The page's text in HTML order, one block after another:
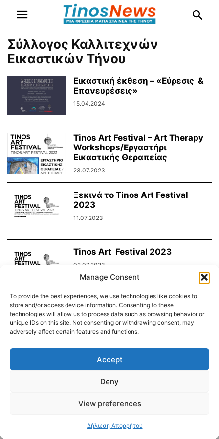
Manage Consent
To provide the best experiences, we use technologies like cookies to
store and/or access device information. Consenting to these
technologies will allow us to process data such as browsing behavior or
unique IDs on this site. Not consenting or withdrawing consent, may
adversely affect certain features and functions.
Accept
Deny
View preferences
Δήλωση Απορρήτου
Σύλλογος Καλλιτεχνών
Εικαστικών Τήνου
Εικαστική έκθεση – «Εύρεσις &
Επανευρέσεις»
15.04.2024
Tinos Art Festival – Art Therapy
Workshops/Εργαστήρι
Εικαστικής Θεραπείας
23.07.2023
Ξεκινά το Τinos Art Festival
2023
11.07.2023
Τinos Art Festival 2023
02.07.2023
Διαύγεια – Δήμου Τήνου
Δημοτικό Λιμενικό Ταμείο Τήνου – Άνδρου
© 2026